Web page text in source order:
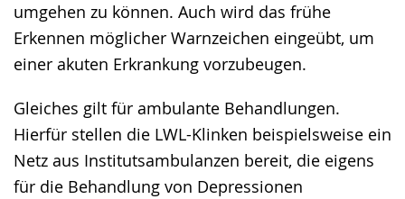
umgehen zu können. Auch wird das frühe
Erkennen möglicher Warnzeichen eingeübt, um
einer akuten Erkrankung vorzubeugen.
Gleiches gilt für ambulante Behandlungen.
Hierfür stellen die LWL-Klinken beispielsweise ein
Netz aus Institutsambulanzen bereit, die eigens
für die Behandlung von Depressionen